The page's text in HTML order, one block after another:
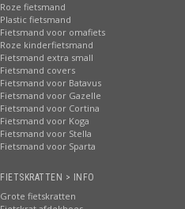
Roze fietsmand
Plastic fietsmand
Fietsmand voor omafiets
Roze kinderfietsmand
Fietsmand extra small
Fietsmand covers
Fietsmand voor Batavus
Fietsmand voor Gazelle
Fietsmand voor Cortina
Fietsmand voor Koga
Fietsmand voor Stella
Fietsmand voor Sparta
FIETSKRATTEN > INFO
Grote fietskratten